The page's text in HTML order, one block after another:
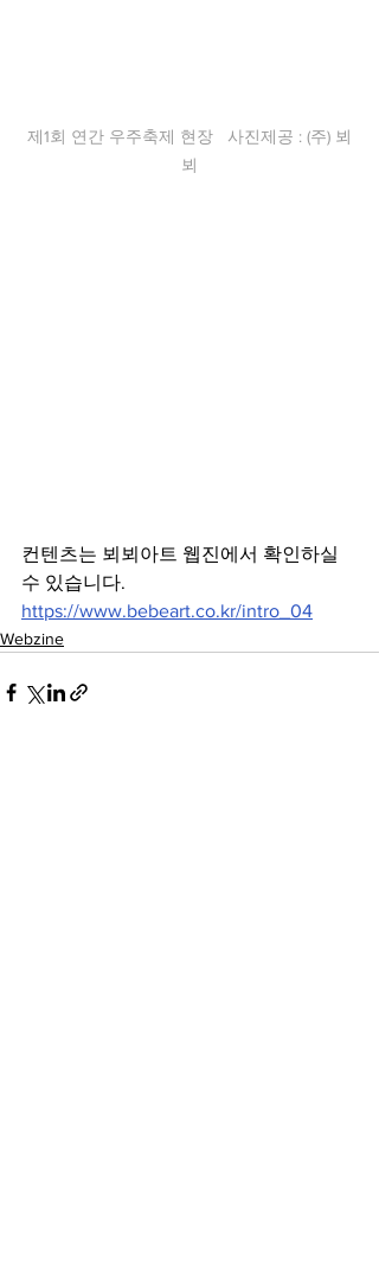
제1회 연간 우주축제 현장   사진제공 : (주) 뵈
뵈
컨텐츠는 뵈뵈아트 웹진에서 확인하실
수 있습니다.
https://www.bebeart.co.kr/intro_04
Webzine